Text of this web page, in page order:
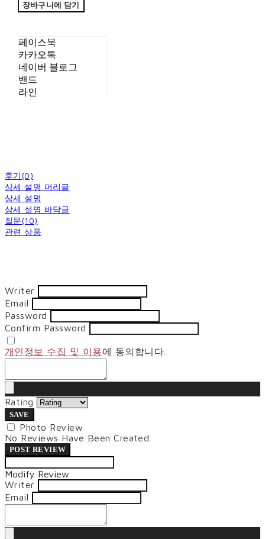
장바구니에 담기
페이스북
카카오톡
네이버 블로그
밴드
라인
후기(0)
상세 설명 머리글
상세 설명
상세 설명 바닥글
질문(10)
관련 상품
Writer
Email
Password
Confirm Password
개인정보 수집 및 이용에 동의합니다.
Rating
SAVE
Photo Review
No Reviews Have Been Created.
POST REVIEW
Modify Review
Writer
Email